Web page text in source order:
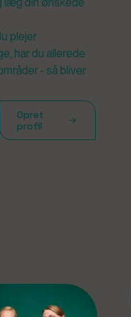
plejer
har du allerede
- så bliver
Opret
profil